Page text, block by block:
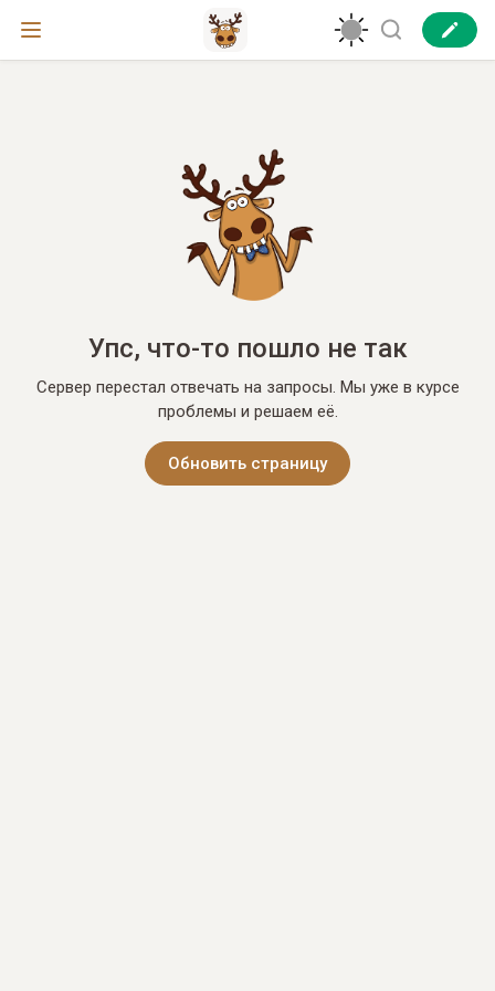
Упс, что-то пошло не так
Сервер перестал отвечать на запросы. Мы уже в курсе
проблемы и решаем её.
Обновить страницу